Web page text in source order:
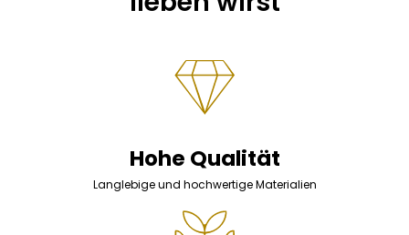
Hohe Qualität
Langlebige und hochwertige Materialien